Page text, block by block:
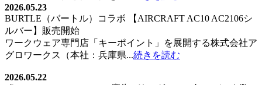
2026.05.23
BURTLE（バートル）コラボ 【AIRCRAFT AC10 AC2106シ
ルバー】販売開始
ワークウェア専門店「キーポイント」を展開する株式会社ア
グロワークス（本社：兵庫県...続きを読む
2026.05.22